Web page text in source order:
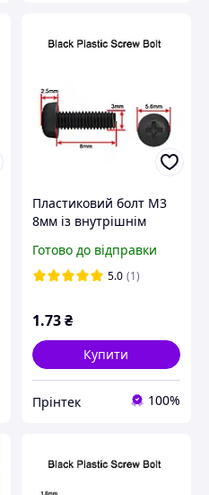
Пластиковий болт М3
8мм із внутрішнім
нейлоновий болт M3*8
Nylon
Готово до відправки
5.0 (1)
1.73₴
Купити
Прінтек 100%